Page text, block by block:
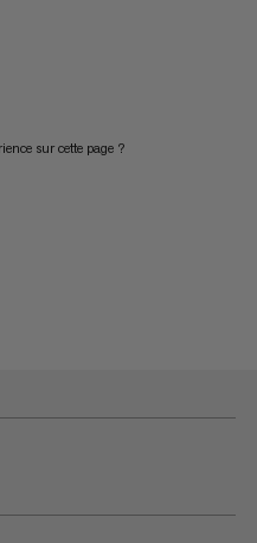
sur cette page ?